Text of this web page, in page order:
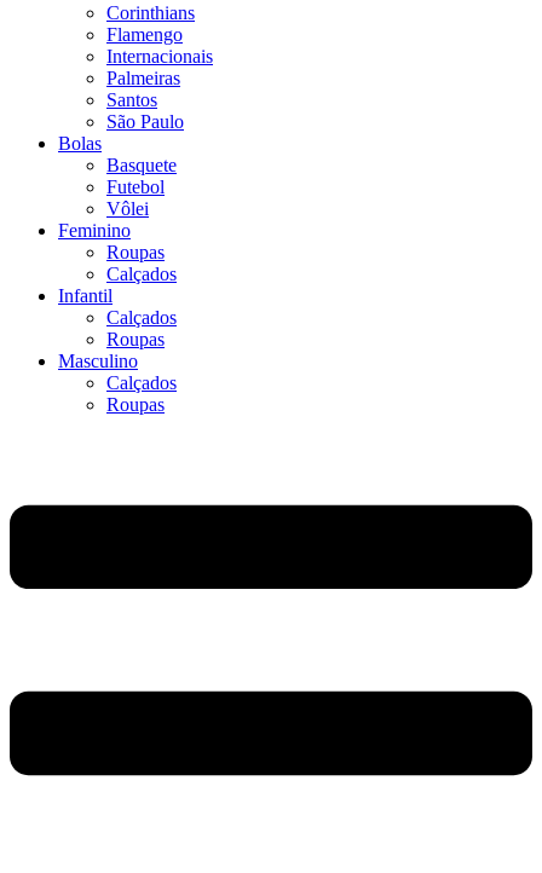
Corinthians
Flamengo
Internacionais
Palmeiras
Santos
São Paulo
Bolas
Basquete
Futebol
Vôlei
Feminino
Roupas
Calçados
Infantil
Calçados
Roupas
Masculino
Calçados
Roupas